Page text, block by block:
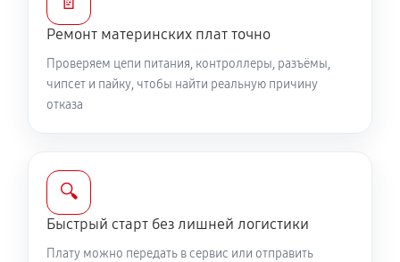
Ремонт материнских плат точно
Проверяем цепи питания, контроллеры, разъёмы,
чипсет и пайку, чтобы найти реальную причину
отказа
🔍
Быстрый старт без лишней логистики
Плату можно передать в сервис или отправить